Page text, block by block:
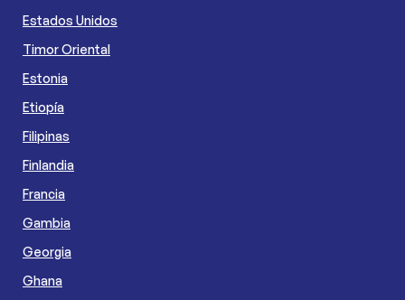
Estados Unidos
Timor Oriental
Estonia
Etiopía
Filipinas
Finlandia
Francia
Gambia
Georgia
Ghana